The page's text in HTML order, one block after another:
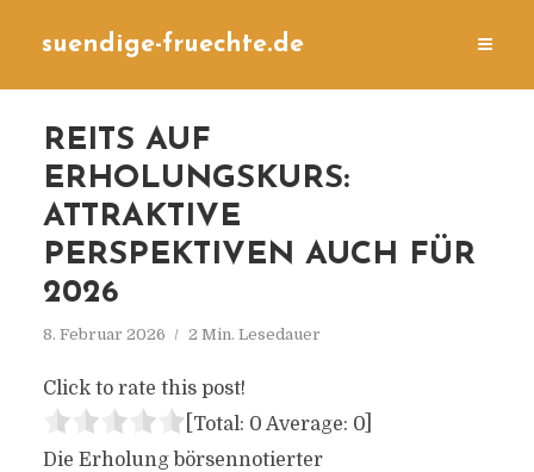
suendige-fruechte.de
REITS AUF
ERHOLUNGSKURS:
ATTRAKTIVE
PERSPEKTIVEN AUCH FÜR
2026
8. Februar 2026 2 Min. Lesedauer
Click to rate this post!
[Total: 0 Average: 0]
Die Erholung börsennotierter